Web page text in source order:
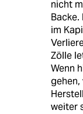
nicht
im
Zölle
Wenn
gehen,
weiter